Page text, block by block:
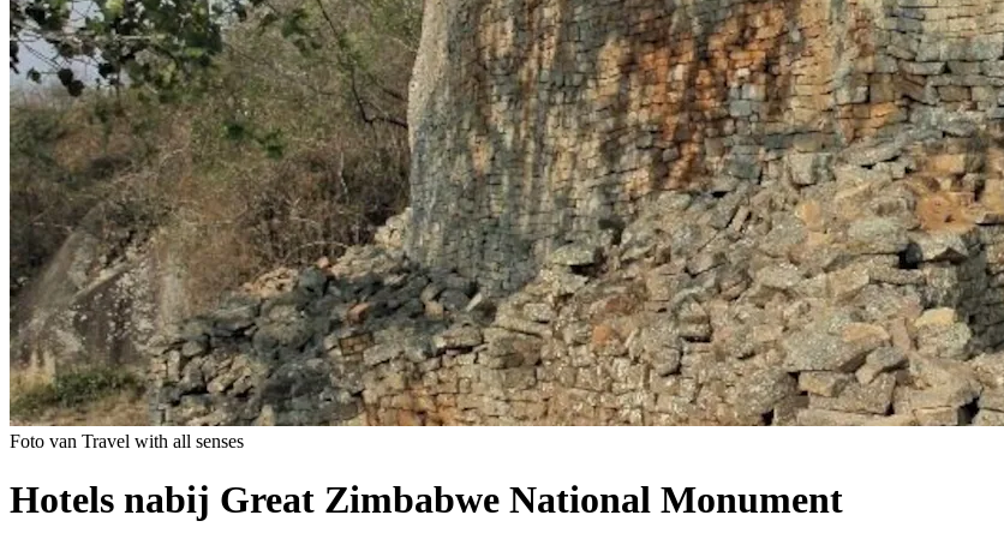
Foto van Travel with all senses
Hotels nabij Great Zimbabwe National Monument